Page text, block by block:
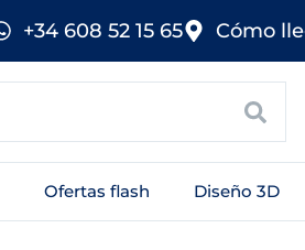
+34 608 52 15 65 Cómo
Ofertas flash Diseño 3D